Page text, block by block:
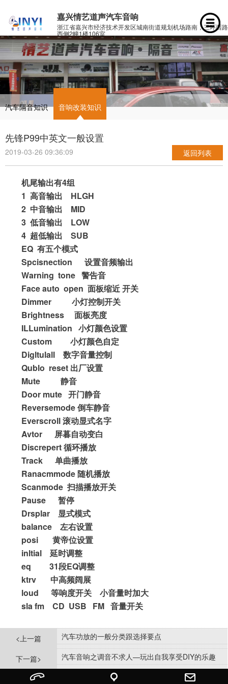
嘉兴情艺道声汽车音响
浙江省嘉兴市经济技术开发区城南街道规划机场路南，三环西路
西侧2幢1楼106室
汽车隔音知识 音响改装知识
先锋P99中英文一般设置
2019-03-26 09:36:09 返回列表
机尾输出有4组
1 高音输出
HLGH
2 中音输出
MID
3 低音输出
LOW
4 超低输出
SUB
EQ 有五个模式
Spcisnection 设置音频输出
Warning  tone 警告音
Face auto  open 面板缩近 开关
Dimmer 小灯控制开关
Brightness 面板亮度
ILLumination 小灯颜色设置
Custom 小灯颜色自定
Digltulall 数字音量控制
Qublo  reset 出厂设置
Mute 静音
Door mute 开门静音
Reversemode 倒车静音
Everscroll 滚动显式名字
Avtor 屏暮自动变白
Discrepert 循环播放
Track 单曲播放
Ranacmmode 随机播放
Scanmode 扫描播放开关
Pause 暂停
Drsplar 显式模式
balance 左右设置
posi 黄帝位设置
inltial 延时调整
eq         31段EQ调整
ktrv 中高频阔展
loud 等响度开关 小音量时加大
sla fm    CD  USB   FM 音量开关
<上一篇 汽车功放的一般分类跟选择要点
下一篇> 汽车音响之调音不求人—玩出自我享受DIY的乐趣